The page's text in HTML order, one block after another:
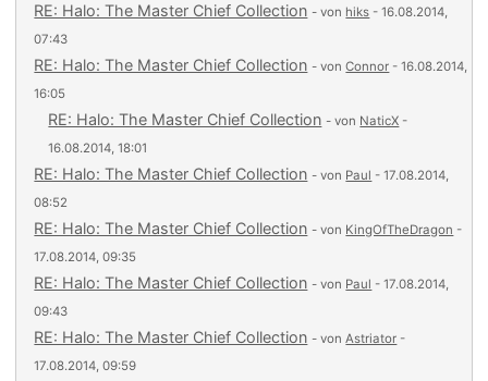
RE: Halo: The Master Chief Collection - von hiks - 16.08.2014,
07:43
RE: Halo: The Master Chief Collection - vonConnor - 16.08.2014,
16:05
RE: Halo: The Master Chief Collection - von NaticX -
16.08.2014, 18:01
RE: Halo: The Master Chief Collection - von Paul - 17.08.2014,
08:52
RE: Halo: The Master Chief Collection - von KingOfTheDragon -
17.08.2014, 09:35
RE: Halo: The Master Chief Collection - von Paul - 17.08.2014,
09:43
RE: Halo: The Master Chief Collection - vonAstriator -
17.08.2014, 09:59